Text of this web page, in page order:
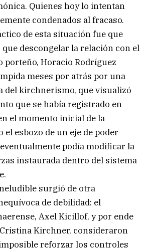
Quienes hoy lo intentan
condenados al fracaso.
de esta situación fue que
descongelar la relación con el
porteño, Horacio Rodríguez
meses por atrás por una
del kirchnerismo, que visualizó
que se había registrado en
el momento inicial de la
el esbozo de un eje de poder
podía modificar la
instaurada dentro del sistema
surgió de otra
de debilidad: el
Axel Kicillof, y por ende
Kirchner, consideraron
reforzar los controles